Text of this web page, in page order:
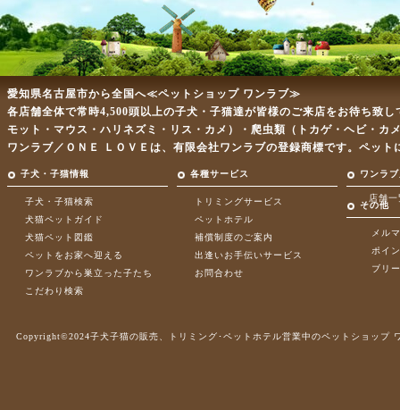
愛知県名古屋市から全国へ≪ペットショップ ワンラブ≫
各店舗全体で常時4,500頭以上の子犬・子猫達が皆様のご来店をお待ち致
モット・マウス・ハリネズミ・リス・カメ）・爬虫類（トカゲ・ヘビ・
ワンラブ／ＯＮＥ ＬＯＶＥは、有限会社ワンラブの登録商標です。ペッ
子犬・子猫情報 各種サービス ワンラ
子犬・子猫検索
犬猫ペットガイド
犬猫ペット図鑑
ペットをお家へ迎える
ワンラブから巣立った子たち
こだわり検索
トリミングサービス
ペットホテル
補償制度のご案内
出逢いお手伝いサービス
お問合わせ
店舗一
その他
メル
ポイ
ブリ
Copyright©2024子犬子猫の販売、トリミング･ペットホテル営業中のペットショップ